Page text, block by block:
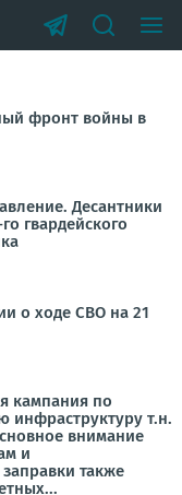
фронт войны в
Десантники
гвардейского
о ходе СВО на 21
кампания по
инфраструктуру т.н.
внимание
и
также